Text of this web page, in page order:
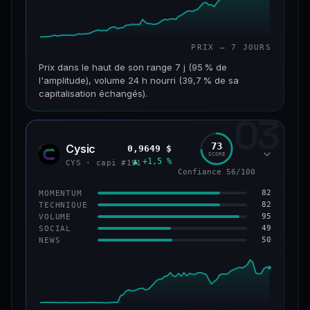
PRIX — 7 JOURS
Prix dans le haut de son range 7 j (95 % de
l'amplitude), volume 24 h nourri (39,7 % de sa
capitalisation échangés).
CAP. MARCHÉ VOLUME 24 H
VAR. 7 J VAR. 30 J
+203,1 %
VS ATH
−86,3 % #235
CONFIANCE 67/100
03
CYS Cysic
CYS · capi #191
0,9649 $
▲ +1,5 %
73
SCORE
Confiance 56/100
MOMENTUM 82
TECHNIQUE 82
VOLUME 95
SOCIAL 49
NEWS 50